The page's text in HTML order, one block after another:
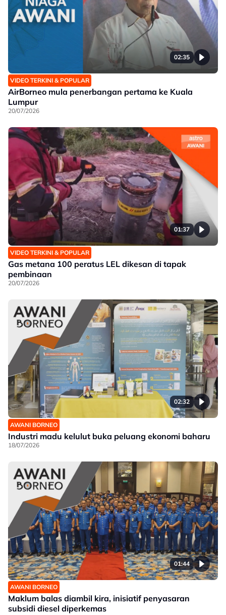
02:35
VIDEO TERKINI & POPULAR
AirBorneo mula penerbangan pertama ke Kuala
Lumpur
20/07/2026
01:37
VIDEO TERKINI & POPULAR
Gas metana 100 peratus LEL dikesan di tapak
pembinaan
20/07/2026
02:32
AWANI BORNEO
Industri madu kelulut buka peluang ekonomi baharu
18/07/2026
01:44
AWANI BORNEO
Maklum balas diambil kira, inisiatif penyasaran
subsidi diesel diperkemas